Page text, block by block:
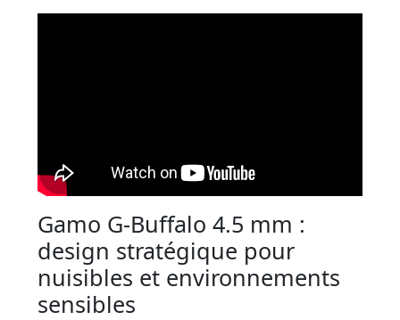
Gamo G-Buffalo 4.5 mm :
design stratégique pour
nuisibles et environnements
sensibles